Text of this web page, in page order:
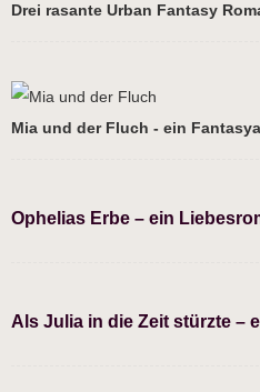
Drei rasante Urban Fantasy
Mia und der Fluch - ein
Ophelias Erbe – ein
Als Julia in die Zeit stürzte –